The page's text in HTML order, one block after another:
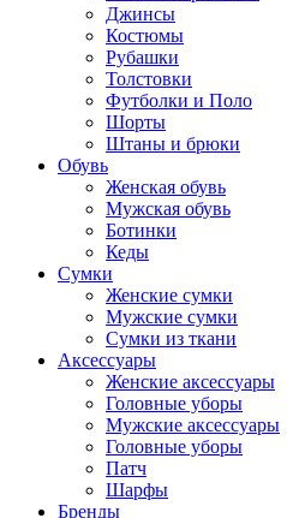
Джинсы
Костюмы
Рубашки
Толстовки
Футболки и Поло
Шорты
Штаны и брюки
Обувь
Женская обувь
Мужская обувь
Ботинки
Кеды
Сумки
Женские сумки
Мужские сумки
Сумки из ткани
Аксессуары
Женские аксессуары
Головные уборы
Мужские аксессуары
Головные уборы
Патч
Шарфы
Бренды